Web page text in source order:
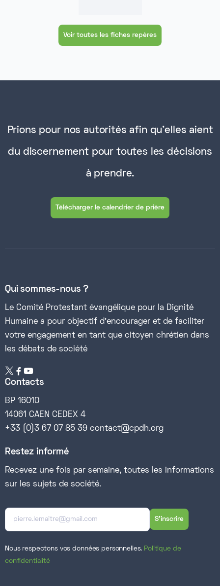
Voir toutes les fiches repères
Prions pour nos autorités afin qu'elles aient
du discernement pour toutes les décisions
à prendre.
Télécharger le calendrier de prière
Qui sommes-nous ?
Le Comité Protestant évangélique pour la Dignité
Humaine a pour objectif d’encourager et de faciliter
votre engagement en tant que citoyen chrétien dans
les débats de société
 
Contacts
BP 16010
14061 CAEN CEDEX 4
+33 (0)3 67 07 85 39 contact@cpdh.org
Restez informé
Recevez une fois par semaine, toutes les informations
sur les sujets de société.
Nous respectons vos données personnelles. Politique de
confidentialité